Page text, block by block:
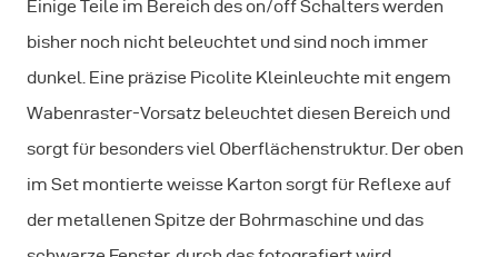
Einige Teile im Bereich des on/off Schalters werden
bisher noch nicht beleuchtet und sind noch immer
dunkel. Eine präzise Picolite Kleinleuchte mit engem
Wabenraster-Vorsatz beleuchtet diesen Bereich und
sorgt für besonders viel Oberflächenstruktur. Der oben
im Set montierte weisse Karton sorgt für Reflexe auf
der metallenen Spitze der Bohrmaschine und das